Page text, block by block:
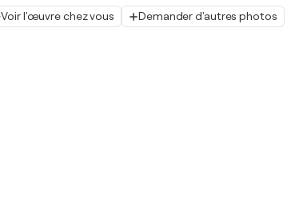
Voir l'œuvre chez vous Demander d'autres photos